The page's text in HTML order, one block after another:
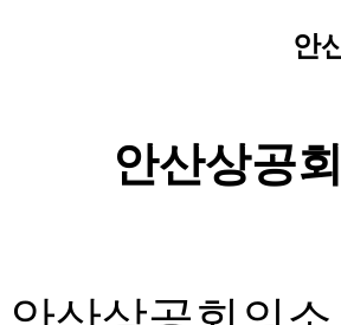
안
안산상공